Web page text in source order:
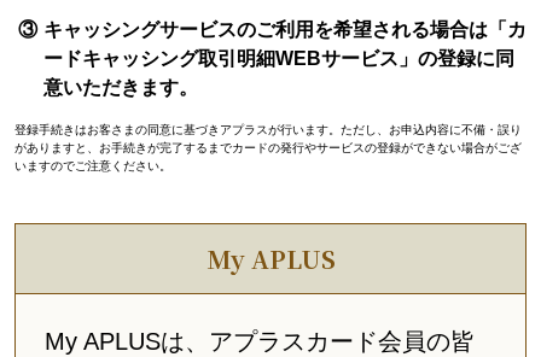
キャッシングサービスのご利用を希望される場合は「カ
ードキャッシング取引明細WEBサービス」の登録に同
意いただきます。
登録手続きはお客さまの同意に基づきアプラスが行います。ただし、お申込内容に不備・誤り
がありますと、お手続きが完了するまでカードの発行やサービスの登録ができない場合がござ
いますのでご注意ください。
My APLUS
My APLUSは、アプラスカード会員の皆